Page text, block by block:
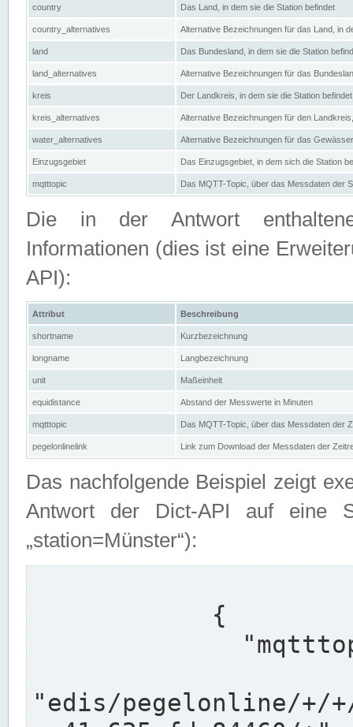
country Das Land, in dem sie die Station befindet
country_alternatives Alternative Bezeichnungen für das Land, in
land Das Bundesland, in dem sie die Station
land_alternatives Alternative Bezeichnungen für das
kreis Der Landkreis, in dem sie die Station befindet
kreis_alternatives Alternative Bezeichnungen für den
water_alternatives Alternative Bezeichnungen für das
Einzugsgebiet Das Einzugsgebiet, in dem sich die Station
mqtttopic Das MQTT-Topic, über das Messdaten der
Die in der Antwort
Informationen (dies ist eine
API):
Attribut Beschreibung
shortname Kurzbezeichnung
longname Langbezeichnung
unit Maßeinheit
equidistance Abstand der Messwerte in Minuten
mqtttopic Das MQTT-Topic, über das Messdaten der
pegelonlinelink Link zum Download der Messdaten der
Das nachfolgende Beispiel zeigt
Antwort der Dict-API auf eine
„station=Münster“):
"edis/pegelonline/+/